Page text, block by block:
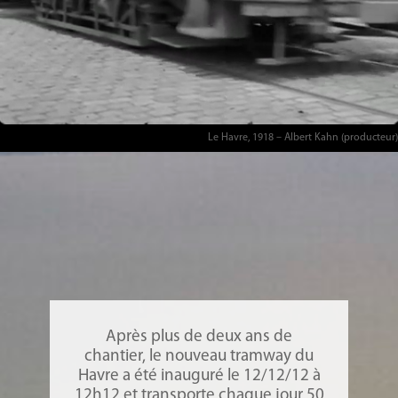
Le Havre, 1918 – Albert Kahn (producteur)
Après plus de deux ans de
chantier, le nouveau tramway du
Havre a été inauguré le 12/12/12 à